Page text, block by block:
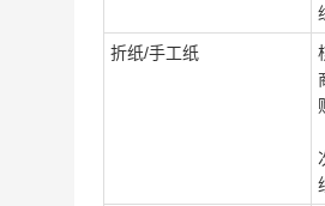
折纸/手工纸